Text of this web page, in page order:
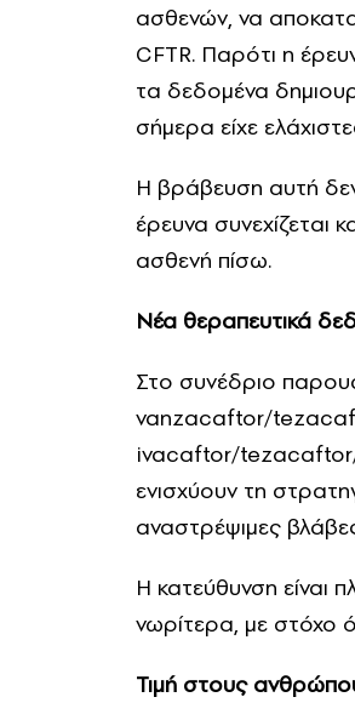
ασθενών, να
CFTR. Παρότι η
τα δεδομένα
σήμερα είχε
Η βράβευση αυτή
έρευνα συνεχίζεται
ασθενή πίσω.
Νέα θεραπευτικά
Στο συνέδριο
vanzacaftor/
ivacaftor/tezacaftor/
ενισχύουν τη
αναστρέψιμες
Η κατεύθυνση είναι
νωρίτερα, με στόχο
Τιμή στους